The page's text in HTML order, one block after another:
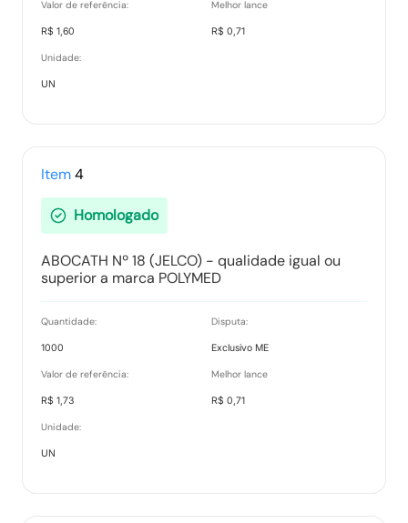
Julgamento do item 0053
Tipo:
Relatório de Proposta Comercial
Valor de referência:
R$ 1,60
Melhor lance
R$ 0,71
Unidade:
UN
Item4
Homologado
ABOCATH Nº 18 (JELCO) - qualidade igual ou
superior a marca POLYMED
Quantidade:
1000
Disputa:
Exclusivo ME
Valor de referência:
R$ 1,73
Melhor lance
R$ 0,71
Unidade:
UN